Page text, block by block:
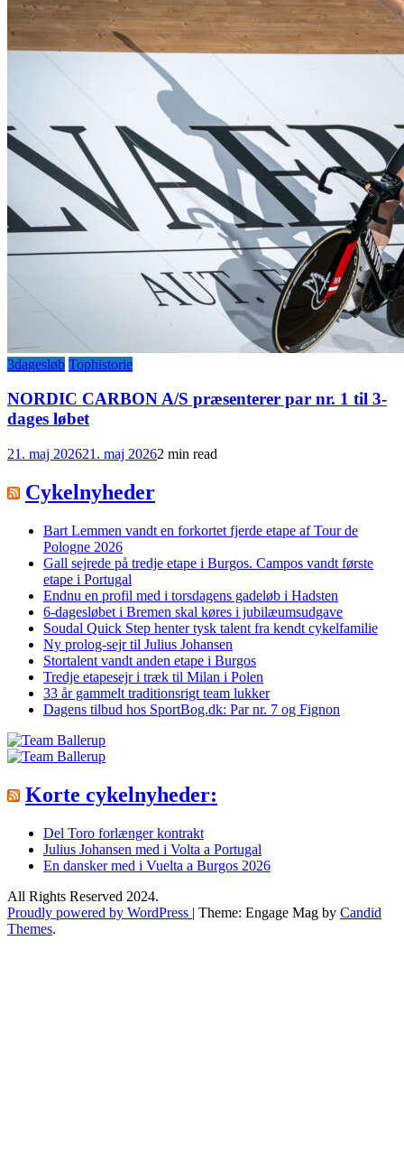
3dagesløb Tophistorie
NORDIC CARBON A/S præsenterer par nr. 1 til 3-
dages løbet
21. maj 202621. maj 20262 min read
Cykelnyheder
Bart Lemmen vandt en forkortet fjerde etape af Tour de
Pologne 2026
Gall sejrede på tredje etape i Burgos. Campos vandt første
etape i Portugal
Endnu en profil med i torsdagens gadeløb i Hadsten
6-dagesløbet i Bremen skal køres i jubilæumsudgave
Soudal Quick Step henter tysk talent fra kendt cykelfamilie
Ny prolog-sejr til Julius Johansen
Stortalent vandt anden etape i Burgos
Tredje etapesejr i træk til Milan i Polen
33 år gammelt traditionsrigt team lukker
Dagens tilbud hos SportBog.dk: Par nr. 7 og Fignon
Korte cykelnyheder:
Del Toro forlænger kontrakt
Julius Johansen med i Volta a Portugal
En dansker med i Vuelta a Burgos 2026
All Rights Reserved 2024.
Proudly powered by WordPress | Theme: Engage Mag by Candid
Themes.